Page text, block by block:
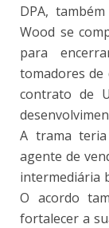
DPA,
Wood se
para
tomadores de
contrato de
A trama
agente de
intermediária
O acordo
fortalecer a